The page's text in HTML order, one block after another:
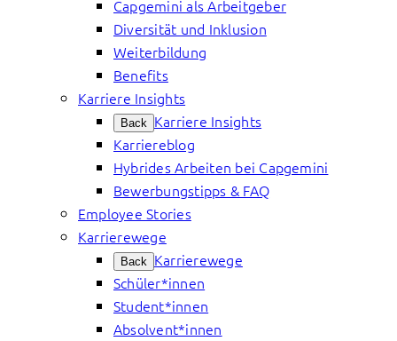
Capgemini als Arbeitgeber
Diversität und Inklusion
Weiterbildung
Benefits
Karriere Insights
Back Karriere Insights
Karriereblog
Hybrides Arbeiten bei Capgemini
Bewerbungstipps & FAQ
Employee Stories
Karrierewege
Back Karrierewege
Schüler*innen
Student*innen
Absolvent*innen